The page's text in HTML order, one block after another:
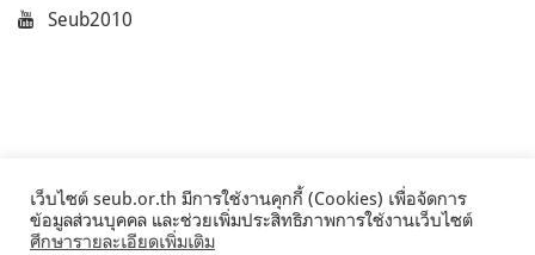
Seub2010
เว็บไซต์ seub.or.th มีการใช้งานคุกกี้ (Cookies) เพื่อจัดการ
ข้อมูลส่วนบุคคล และช่วยเพิ่มประสิทธิภาพการใช้งานเว็บไซต์
ศึกษารายละเอียดเพิ่มเติม